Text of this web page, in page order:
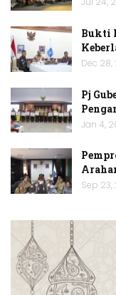
Bukti
Dec 28,
Pj
Jan 4,
Sep 23,